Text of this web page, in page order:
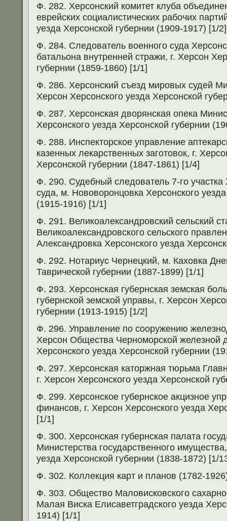
Ф. 282. Херсонский комитет клуба
еврейских социалистических рабочих
уезда Херсонской губернии (1909-1917) [1/2]
Ф. 284. Следователь военного суда
батальона внутренней стражи, г. Херсон
губернии (1859-1860) [1/1]
Ф. 286. Херсонский съезд мировых судей
Херсон Херсонского уезда Херсонской
Ф. 287. Херсонская дворянская опека
Херсонского уезда Херсонской губернии
Ф. 288. Инспекторское управление
казенных лекарственных заготовок, г.
Херсонской губернии (1847-1861) [1/4]
Ф. 290. Судебный следователь 7-го участка
суда, м. Нововоронцовка Херсонского
(1915-1916) [1/1]
Ф. 291. Великоалександровский сельский
Великоалександровского сельского
Александровка Херсонского уезда
Ф. 292. Нотариус Чернецкий, м. Каховка
Таврической губернии (1887-1899) [1/1]
Ф. 293. Херсонская губернская земская
губернской земской управы, г. Херсон
губернии (1913-1915) [1/2]
Ф. 296. Управление по сооружению
Херсон Общества Черноморской железной
Херсонского уезда Херсонской губернии
Ф. 297. Херсонская каторжная тюрьма
г. Херсон Херсонского уезда Херсонской
Ф. 299. Херсонское губернское акцизное
финансов, г. Херсон Херсонского уезда
[1/1]
Ф. 300. Херсонская губернская палата
Министерства государственного
уезда Херсонской губернии (1838-1872) [1/
Ф. 302. Коллекция карт и планов (1782-
Ф. 303. Общество Маловисковского
Малая Виска Елисаветградского уезда
1914) [1/1]